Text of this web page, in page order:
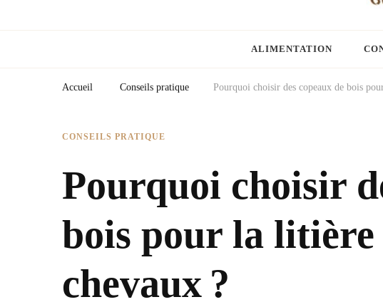
ALIMENTATION
Accueil Conseils pratique Pourquoi choisir des copeaux de bois
CONSEILS PRATIQUE
Pourquoi choisir
bois pour la litière
chevaux ?